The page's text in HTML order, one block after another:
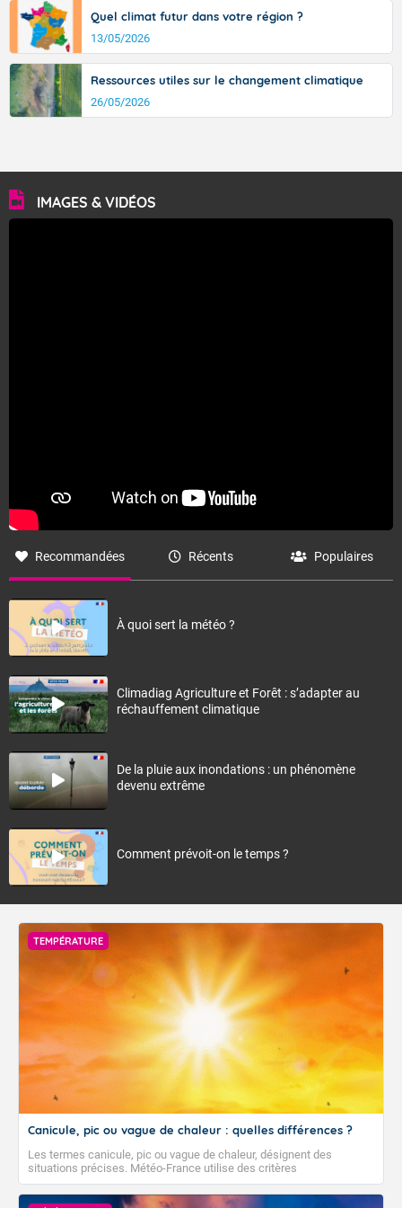
Quel climat futur dans votre région ?
13/05/2026
Ressources utiles sur le changement climatique
26/05/2026
IMAGES & VIDÉOS
Recommandées Récents Populaires
À quoi sert la météo ?
Climadiag Agriculture et Forêt : s’adapter au
réchauffement climatique
De la pluie aux inondations : un phénomène
devenu extrême
Comment prévoit-on le temps ?
TEMPÉRATURE
Canicule, pic ou vague de chaleur : quelles différences ?
Les termes canicule, pic ou vague de chaleur, désignent des
situations précises. Météo-France utilise des critères
climatologiques pour évaluer et qualifier les épisodes de chaleur qui
peuvent avoir des impacts sanitaires et socio-économiques